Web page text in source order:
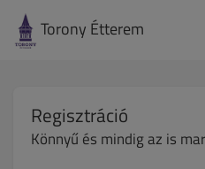
Torony Étterem
Regisztráció
Könnyű és mindig az is